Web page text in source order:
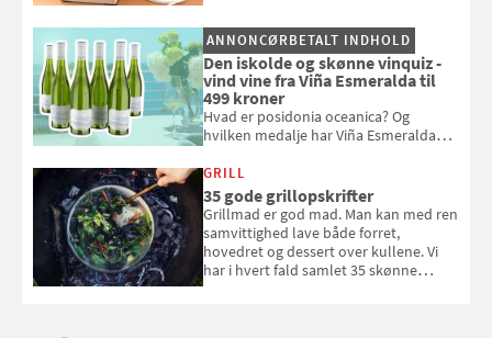
og se, hvordan du gør
ANNONCØRBETALT INDHOLD
Den iskolde og skønne vinquiz -
vind vine fra Viña Esmeralda til
499 kroner
Hvad er posidonia oceanica? Og
hvilken medalje har Viña Esmeralda
med i Samvirkes skønne vinquiz, hvor
du kan vinde 6 flasker vin fra Viña
Esmeralda. Konkurrencen slutter 1.
september 2026.
GRILL
35 gode grillopskrifter
Grillmad er god mad. Man kan med ren
samvittighed lave både forret,
hovedret og dessert over kullene. Vi
har i hvert fald samlet 35 skønne